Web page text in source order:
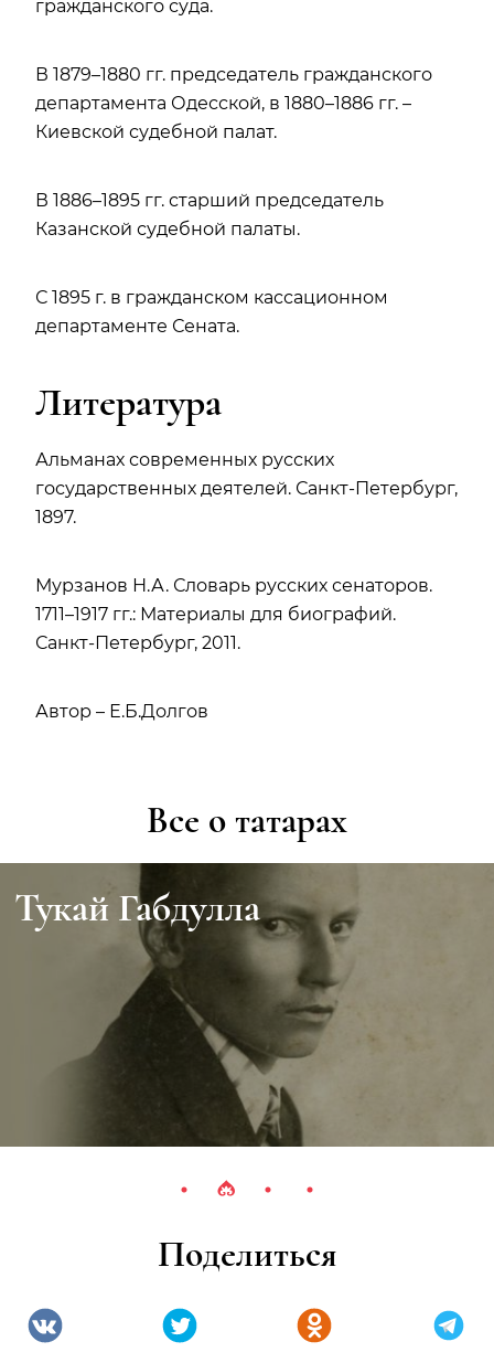
гражданского суда.
В 1879–1880 гг. председатель гражданского
департамента Одесской, в 1880–1886 гг. –
Киевской судебной палат.
В 1886–1895 гг. старший председатель
Казанской судебной палаты.
С 1895 г. в гражданском кассационном
департаменте Сената.
Литература
Альманах современных русских
государственных деятелей. Санкт-Петербург,
1897.
Мурзанов Н.А. Словарь русских сенаторов.
1711–1917 гг.: Материалы для биографий.
Санкт-Петербург, 2011.
Автор – Е.Б.Долгов
Все о татарах
Тукай Габдулла
Поделиться